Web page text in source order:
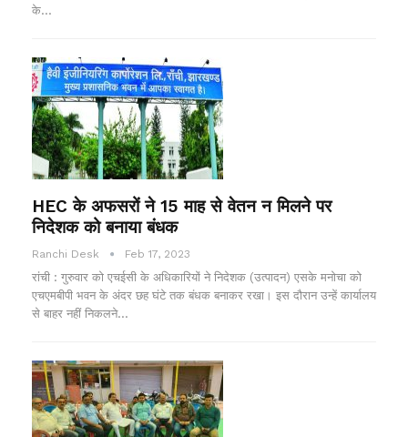
के…
HEC के अफसरों ने 15 माह से वेतन न मिलने पर
निदेशक को बनाया बंधक
Ranchi Desk Feb 17, 2023
रांची : गुरुवार को एचईसी के अधिकारियों ने निदेशक (उत्पादन) एसके मनोचा को
एचएमबीपी भवन के अंदर छह घंटे तक बंधक बनाकर रखा। इस दौरान उन्हें कार्यालय
से बाहर नहीं निकलने…